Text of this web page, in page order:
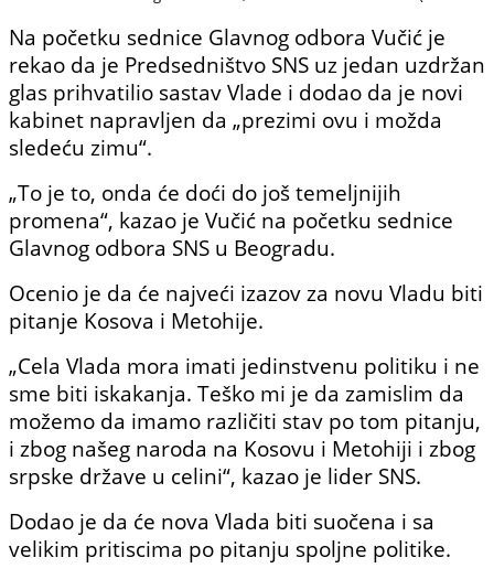
Na početku sednice Glavnog odbora Vučić je
rekao da je Predsedništvo SNS uz jedan uzdržan
glas prihvatilio sastav Vlade i dodao da je novi
kabinet napravljen da „prezimi ovu i možda
sledeću zimu“.
„To je to, onda će doći do još temeljnijih
promena“, kazao je Vučić na početku sednice
Glavnog odbora SNS u Beogradu.
Ocenio je da će najveći izazov za novu Vladu biti
pitanje Kosova i Metohije.
„Cela Vlada mora imati jedinstvenu politiku i ne
sme biti iskakanja. Teško mi je da zamislim da
možemo da imamo različiti stav po tom pitanju,
i zbog našeg naroda na Kosovu i Metohiji i zbog
srpske države u celini“, kazao je lider SNS.
Dodao je da će nova Vlada biti suočena i sa
velikim pritiscima po pitanju spoljne politike.